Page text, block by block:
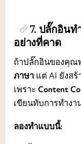
7. ปลั๊กอินท
อย่างที่คาด
ถ้าปลั๊กอินของคุณ
ภาษา แต่ AI ยังส
เพราะ Content
เขียนทับการทำง
ลองทำแบบนี้: